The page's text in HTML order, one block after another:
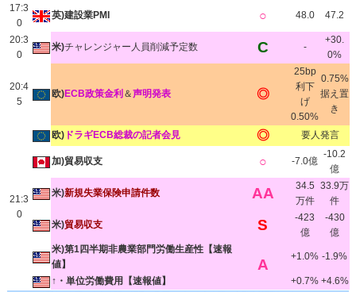
17:3
0
英)建設業PMI ○ 48.0 47.2
20:3
0
米)チャレンジャー人員削減予定数 C -
+30.
0%
20:4
5
欧)ECB政策金利 ＆声明発表 ◎
25bp
利下
げ
0.50%
0.75%
据え置
き
21:3
0
欧) ドラギECB総裁の記者会見 ◎ 要人発言
加)貿易収支 ○ -7.0億
-10.2
億
米)新規失業保険申請件数 AA
34.5
万件
33.9万
件
米)貿易収支 S
-423
億
-430
億
米)第1四半期非農業部門労働生産性【速報
値】
A +1.0% -1.9%
↑・単位労働費用【速報値】 +0.7% +4.6%